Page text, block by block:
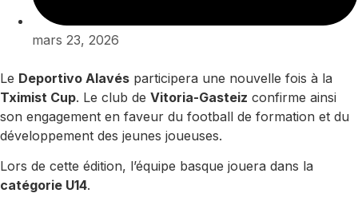
mars 23, 2026
Le Deportivo Alavés participera une nouvelle fois à la
Tximist Cup. Le club de Vitoria-Gasteiz confirme ainsi
son engagement en faveur du football de formation et du
développement des jeunes joueuses.
Lors de cette édition, l’équipe basque jouera dans la
catégorie U14.